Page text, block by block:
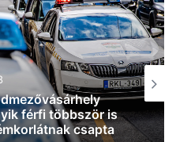
Csongrád-
miközben
az